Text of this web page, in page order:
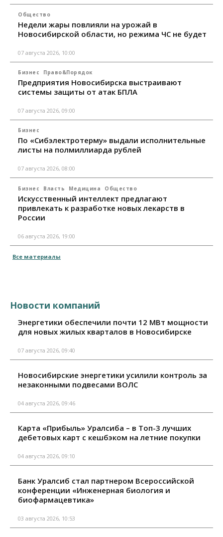
Общество
Недели жары повлияли на урожай в
Новосибирской области, но режима ЧС не будет
07 августа 2026, 10:00
Бизнес Право&Порядок
Предприятия Новосибирска выстраивают
системы защиты от атак БПЛА
07 августа 2026, 09:00
Бизнес
По «Сибэлектротерму» выдали исполнительные
листы на полмиллиарда рублей
07 августа 2026, 08:00
Бизнес Власть Медицина Общество
Искусственный интеллект предлагают
привлекать к разработке новых лекарств в
России
06 августа 2026, 19:00
Все материалы
Новости компаний
Энергетики обеспечили почти 12 МВт мощности
для новых жилых кварталов в Новосибирске
07 августа 2026, 09:40
Новосибирские энергетики усилили контроль за
незаконными подвесами ВОЛС
04 августа 2026, 09:46
Карта «Прибыль» Уралсиба – в Топ-3 лучших
дебетовых карт с кешбэком на летние покупки
04 августа 2026, 09:10
Банк Уралсиб стал партнером Всероссийской
конференции «Инженерная биология и
биофармацевтика»
03 августа 2026, 10:53